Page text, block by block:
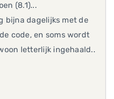
(8.1)...
bijna dagelijks met de
code, en soms wordt
letterlijk ingehaald..